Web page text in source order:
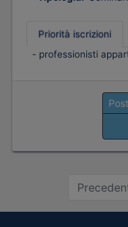
Priorità iscrizioni
- professionisti